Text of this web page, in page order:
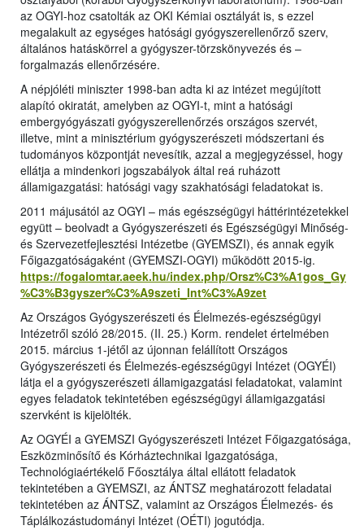
az OGYI-hoz csatolták az OKI Kémiai osztályát is, s ezzel
megalakult az egységes hatósági gyógyszerellenőrző szerv,
általános hatáskörrel a gyógyszer-törzskönyvezés és –
forgalmazás ellenőrzésére.
A népjóléti miniszter 1998-ban adta ki az intézet megújított
alapító okiratát, amelyben az OGYI-t, mint a hatósági
embergyógyászati gyógyszerellenőrzés országos szervét,
illetve, mint a minisztérium gyógyszerészeti módszertani és
tudományos központját nevesítik, azzal a megjegyzéssel, hogy
ellátja a mindenkori jogszabályok által reá ruházott
államigazgatási: hatósági vagy szakhatósági feladatokat is.
2011 májusától az OGYI – más egészségügyi háttérintézetekkel
együtt – beolvadt a Gyógyszerészeti és Egészségügyi Minőség-
és Szervezetfejlesztési Intézetbe (GYEMSZI), és annak egyik
Főigazgatóságaként (GYEMSZI-OGYI) működött 2015-ig.
https://fogalomtar.aeek.hu/index.php/Orsz%C3%A1gos_Gy
%C3%B3gyszer%C3%A9szeti_Int%C3%A9zet
Az Országos Gyógyszerészeti és Élelmezés-egészségügyi
Intézetről szóló 28/2015. (II. 25.) Korm. rendelet értelmében
2015. március 1-jétől az újonnan felállított Országos
Gyógyszerészeti és Élelmezés-egészségügyi Intézet (OGYÉI)
látja el a gyógyszerészeti államigazgatási feladatokat, valamint
egyes feladatok tekintetében egészségügyi államigazgatási
szervként is kijelölték.
Az OGYÉI a GYEMSZI Gyógyszerészeti Intézet Főigazgatósága,
Eszközminősítő és Kórháztechnikai Igazgatósága,
Technológiaértékelő Főosztálya által ellátott feladatok
tekintetében a GYEMSZI, az ÁNTSZ meghatározott feladatai
tekintetében az ÁNTSZ, valamint az Országos Élelmezés- és
Táplálkozástudományi Intézet (OÉTI) jogutódja.